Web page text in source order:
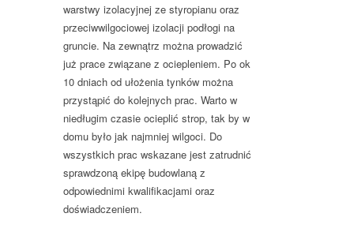
warstwy izolacyjnej ze styropianu oraz
przeciwwilgociowej izolacji podłogi na
gruncie. Na zewnątrz można prowadzić
już prace związane z ociepleniem. Po ok
10 dniach od ułożenia tynków można
przystąpić do kolejnych prac. Warto w
niedługim czasie ocieplić strop, tak by w
domu było jak najmniej wilgoci. Do
wszystkich prac wskazane jest zatrudnić
sprawdzoną ekipę budowlaną z
odpowiednimi kwalifikacjami oraz
doświadczeniem.